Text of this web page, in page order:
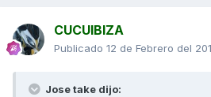
CUCUIBIZA
Publicado 12 de Febrero del
Jose take dijo: